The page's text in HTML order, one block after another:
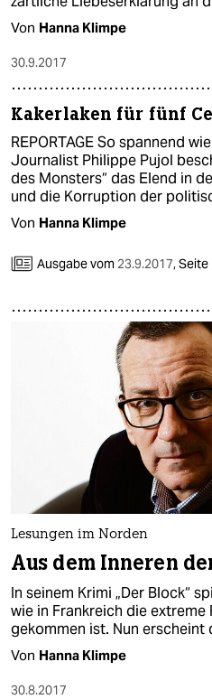
Von Hanna Klimpe
30.9.2017
Kakerlaken für fünf
REPORTAGE So spannend
Journalist Philippe Pujol
des Monsters“ das Elend in
und die Korruption der
Von Hanna Klimpe
Ausgabe vom 23.9.2017,Seite
Lesungen im Norden
Aus dem Inneren
In seinem Krimi „Der Block“
wie in Frankreich die extreme
gekommen ist. Nun erscheint
Von Hanna Klimpe
30.8.2017